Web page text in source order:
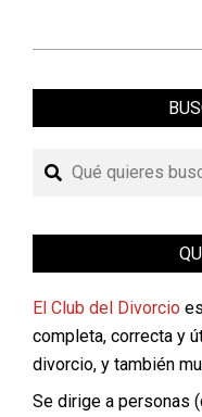
Buscar
El Club del Divorcio
completa, correcta y
divorcio, y también
Se dirige a personas